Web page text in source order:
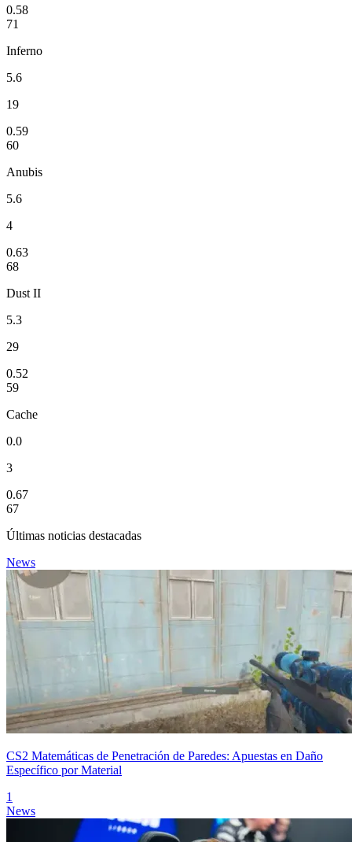
0.58
71
Inferno
5.6
19
0.59
60
Anubis
5.6
4
0.63
68
Dust II
5.3
29
0.52
59
Cache
0.0
3
0.67
67
Últimas noticias destacadas
News
CS2 Matemáticas de Penetración de Paredes: Apuestas en Daño
Específico por Material
1
News